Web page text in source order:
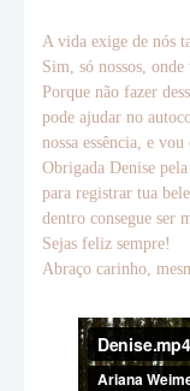
A vida exige de nós
Sim, só nossos, onde
Porque não fazer
pode ajudar no
nossa essência, e
Obrigada Denise
para registrar tua
dentro consegue ser
Sejas feliz sempre!
Abraço carinho,